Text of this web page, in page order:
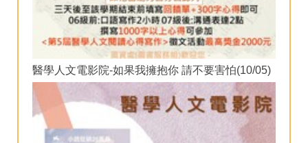
醫學人文電影院-如果我擁抱你 請不要害怕(10/05)